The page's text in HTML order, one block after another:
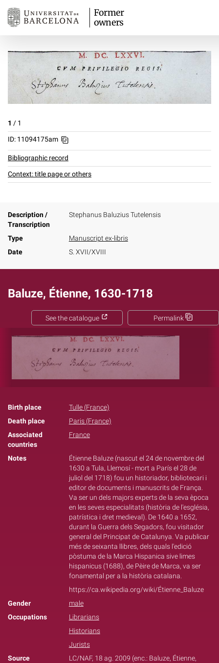
Former
owners
1 / 1
ID: 11094175am
Bibliographic record
Context: title page or others
Description /
Transcription
Stephanus Baluzius Tutelensis
Type
Manuscript ex-libris
Date
S. XVII/XVIII
Baluze, Étienne, 1630-1718
Permalink
See the catalogue
Birth place
Tulle (France)
Death place
Paris (France)
Associated
countries
France
Notes
Étienne Baluze (nascut el 24 de novembre del
1630 a Tula, Llemosí - mort a París el 28 de
juliol del 1718) fou un historiador, bibliotecari i
editor de documents i manuscrits de França.
Va ser un dels majors experts de la seva època
en les seves especialitats (història de l'església,
patrística i dret medieval). De 1640 a 1652,
durant la Guerra dels Segadors, fou visitador
general del Principat de Catalunya. Va publicar
més de seixanta llibres, dels quals l'edició
pòstuma de la Marca Hispanica sive limes
hispanicus (1688), de Pèire de Marca, va ser
fonamental per a la història catalana.
https://ca.wikipedia.org/wiki/Étienne_Baluze
Gender
male
Occupations
Librarians
Historians
Jurists
Source
LC/NAF, 18 ag. 2009 (enc.: Baluze, Étienne,